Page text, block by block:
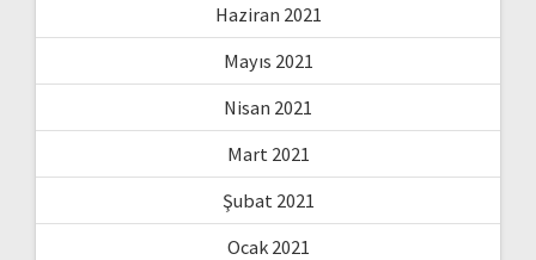
Haziran 2021
Mayıs 2021
Nisan 2021
Mart 2021
Şubat 2021
Ocak 2021